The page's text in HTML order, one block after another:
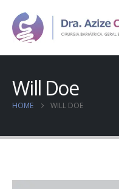
Will Doe
HOME WILL DOE